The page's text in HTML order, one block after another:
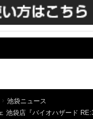
池袋ニュース
池袋店『バイオハザード